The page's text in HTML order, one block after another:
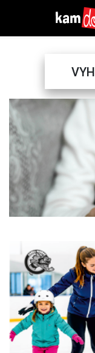
Previous